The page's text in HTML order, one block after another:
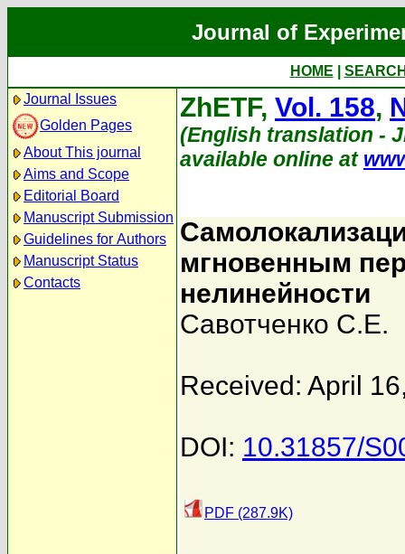
Journal of
HOME
Journal Issues
Golden Pages
About This journal
Aims and Scope
Editorial Board
Manuscript Submission
Guidelines for Authors
Manuscript Status
Contacts
ZhETF, Vol. 158,
(English translation -
available online at
мгновенным
нелинейности
Савотченко С.Е.
Received: April
DOI: 10.31857/
PDF (287.9K)